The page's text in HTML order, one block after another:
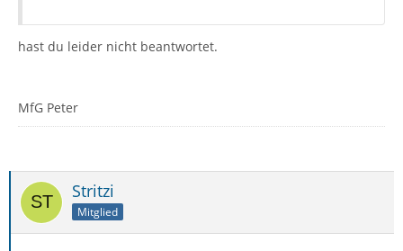
hast du leider nicht beantwortet.
MfG Peter
Stritzi
Mitglied